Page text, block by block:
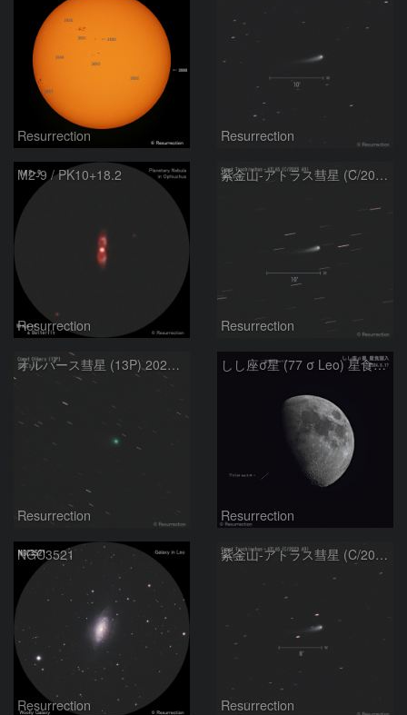
Resurrection Resurrection
M2-9 / PK10+18.2
Resurrection
紫金山-アトラス彗星 (C/2023 A3) 2024.5.17
Resurrection
オルバース彗星 (13P) 2024.5.17
Resurrection
しし座σ星 (77 σ Leo) 星食潜入 2024.5.17
Resurrection
NGC3521
Resurrection
紫金山-アトラス彗星 (C/2023 A3) 2024.5.14
Resurrection